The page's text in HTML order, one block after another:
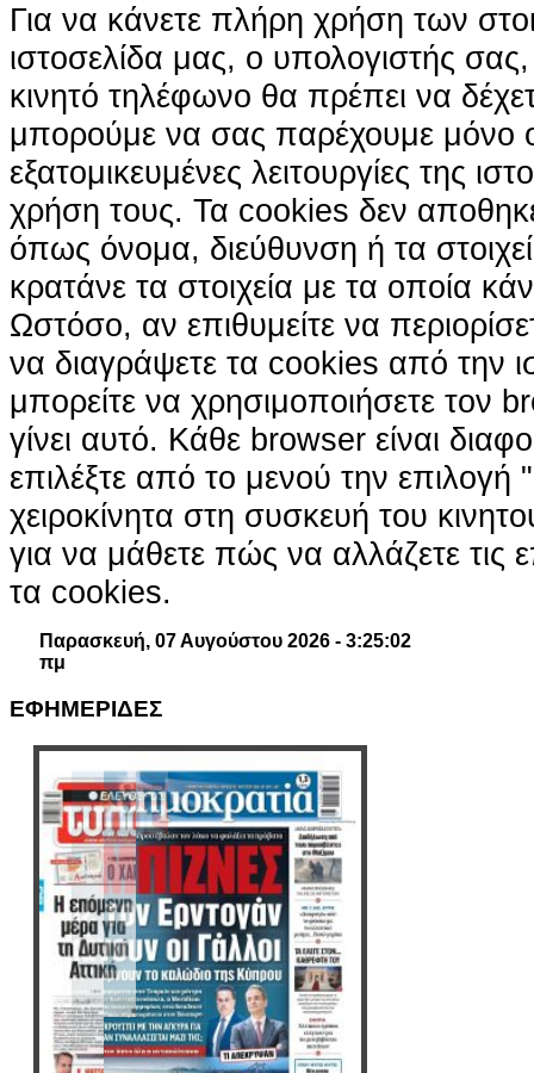
Για να κάνετε πλήρη χρήση των
ιστοσελίδα μας, ο υπολογιστής
κινητό τηλέφωνο θα πρέπει να
μπορούμε να σας παρέχουμε μόνο
εξατομικευμένες λειτουργίες της
χρήση τους. Τα cookies δεν
όπως όνομα, διεύθυνση ή τα
κρατάνε τα στοιχεία με τα οποία
Ωστόσο, αν επιθυμείτε να
να διαγράψετε τα cookies από την
μπορείτε να χρησιμοποιήσετε τον
γίνει αυτό. Κάθε browser είναι
επιλέξτε από το μενού την επιλογή
χειροκίνητα στη συσκευή του
για να μάθετε πώς να αλλάζετε τις
τα cookies.
Παρασκευή, 07 Αυγούστου 2026 - 3:25:03
πμ
ΕΦΗΜΕΡΙΔΕΣ